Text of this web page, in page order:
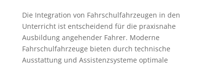
Die Integration von Fahrschulfahrzeugen in den
Unterricht ist entscheidend für die praxisnahe
Ausbildung angehender Fahrer. Moderne
Fahrschulfahrzeuge bieten durch technische
Ausstattung und Assistenzsysteme optimale